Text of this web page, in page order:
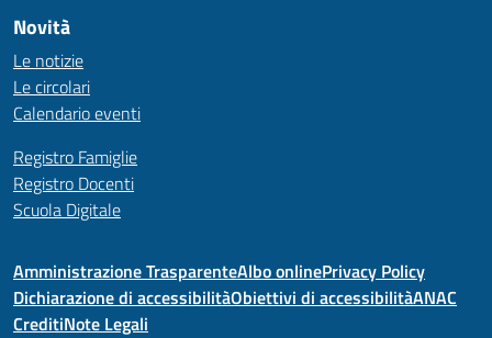
Novità
Le notizie
Le circolari
Calendario eventi
Registro Famiglie
Registro Docenti
Scuola Digitale
Amministrazione TrasparenteAlbo onlinePrivacy Policy
Dichiarazione di accessibilitàObiettivi di accessibilitàANAC
CreditiNote Legali